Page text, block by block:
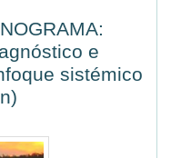
e
sistémico